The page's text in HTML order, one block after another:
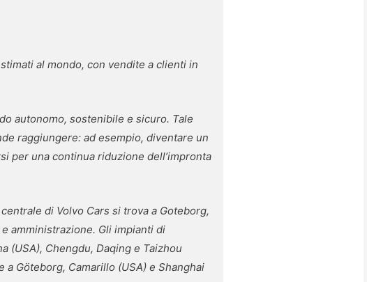
al mondo, con vendite a clienti in
autonomo, sostenibile e sicuro. Tale
raggiungere: ad esempio, diventare un
per una continua riduzione dell’impronta
di Volvo Cars si trova a Goteborg,
amministrazione. Gli impianti di
(USA), Chengdu, Daqing e Taizhou
Göteborg, Camarillo (USA) e Shanghai